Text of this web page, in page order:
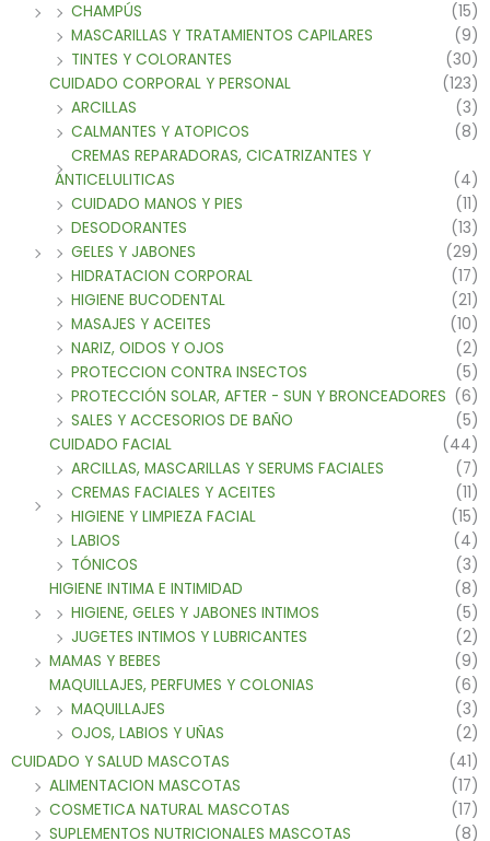
CHAMPÚS
(15)
MASCARILLAS Y TRATAMIENTOS CAPILARES
(9)
TINTES Y COLORANTES
(30)
CUIDADO CORPORAL Y PERSONAL
(123)
ARCILLAS
(3)
CALMANTES Y ATOPICOS
(8)
CREMAS REPARADORAS, CICATRIZANTES Y
ANTICELULITICAS
(4)
CUIDADO MANOS Y PIES
(11)
DESODORANTES
(13)
GELES Y JABONES
(29)
HIDRATACION CORPORAL
(17)
HIGIENE BUCODENTAL
(21)
MASAJES Y ACEITES
(10)
NARIZ, OIDOS Y OJOS
(2)
PROTECCION CONTRA INSECTOS
(5)
PROTECCIÓN SOLAR, AFTER - SUN Y BRONCEADORES (6)
SALES Y ACCESORIOS DE BAÑO
(5)
CUIDADO FACIAL
(44)
ARCILLAS, MASCARILLAS Y SERUMS FACIALES
(7)
CREMAS FACIALES Y ACEITES
(11)
HIGIENE Y LIMPIEZA FACIAL
(15)
LABIOS
(4)
TÓNICOS
(3)
HIGIENE INTIMA E INTIMIDAD
(8)
HIGIENE, GELES Y JABONES INTIMOS
(5)
JUGETES INTIMOS Y LUBRICANTES
(2)
MAMAS Y BEBES
(9)
MAQUILLAJES, PERFUMES Y COLONIAS
(6)
MAQUILLAJES
(3)
OJOS, LABIOS Y UÑAS
(2)
CUIDADO Y SALUD MASCOTAS
(41)
ALIMENTACION MASCOTAS
(17)
COSMETICA NATURAL MASCOTAS
(17)
SUPLEMENTOS NUTRICIONALES MASCOTAS
(8)